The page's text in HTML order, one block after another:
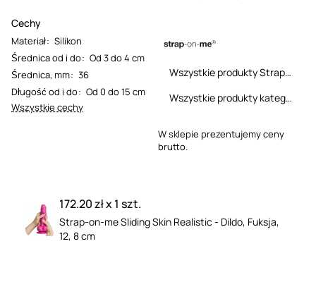
Cechy
Materiał: Silikon
Średnica od i do: Od 3 do 4 cm
Średnica, mm: 36
Długość od i do: Od 0 do 15 cm
Wszystkie cechy
Wszystkie produkty Strap-on-me
Wszystkie produkty kategorii
W sklepie prezentujemy ceny
brutto.
172.20 zł x 1 szt.
Strap-on-me Sliding Skin Realistic - Dildo, Fuksja,
12, 8 cm